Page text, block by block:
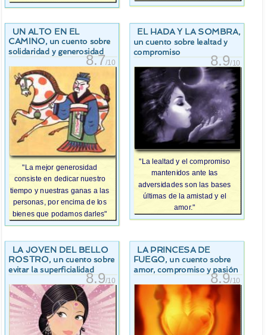
UN ALTO EN EL
CAMINO, un cuento sobre
solidaridad y generosidad
8.7/10
"La mejor generosidad
consiste en dedicar nuestro
tiempo y nuestras ganas a las
personas, por encima de los
bienes que podamos darles"
EL HADA Y LA SOMBRA,
un cuento sobre lealtad y
compromiso
8.9/10
"La lealtad y el compromiso
mantenidos ante las
adversidades son las bases
últimas de la amistad y el
amor."
LA JOVEN DEL BELLO
ROSTRO, un cuento sobre
evitar la superficialidad
8.9/10
LA PRINCESA DE
FUEGO, un cuento sobre
amor, compromiso y pasión
8.9/10